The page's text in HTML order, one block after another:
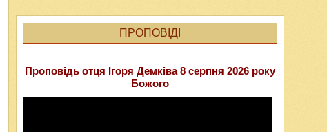
ПРОПОВІДІ
Проповідь отця Ігоря Демківа 8 серпня 2026 року
Божого